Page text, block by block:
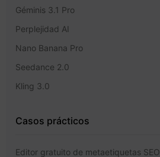
Géminis 3.1 Pro
Perplejidad AI
Nano Banana Pro
Seedance 2.0
Kling 3.0
Casos prácticos
Editor gratuito de metaetiquetas SEO